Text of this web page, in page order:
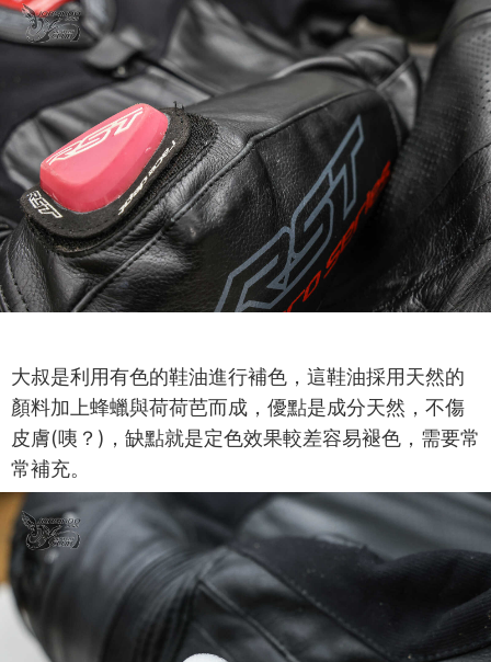
大叔是利用有色的鞋油進行補色，這鞋油採用天然的
顏料加上蜂蠟與荷荷芭而成，優點是成分天然，不傷
皮膚(咦？)，缺點就是定色效果較差容易褪色，需要常
常補充。